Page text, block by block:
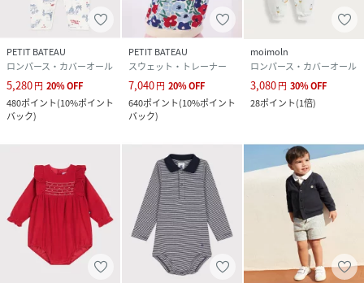
PETIT BATEAU
ロンパース・カバーオール
5,280円 20%OFF
480ポイント(10%ポイント
バック)
PETIT BATEAU
スウェット・トレーナー
7,040円 20%OFF
640ポイント(10%ポイント
バック)
moimoln
ロンパース・カバーオール
3,080円 30%OFF
28ポイント(1倍)